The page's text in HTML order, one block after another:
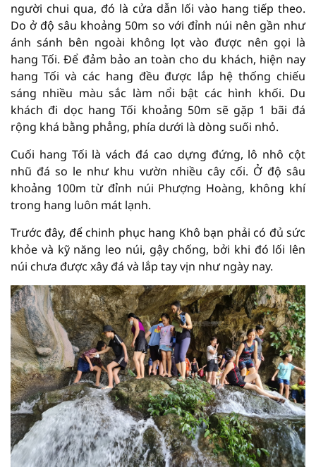
người chui qua, đó là cửa dẫn lối vào hang tiếp theo.
Do ở độ sâu khoảng 50m so với đỉnh núi nên gần như
ánh sánh bên ngoài không lọt vào được nên gọi là
hang Tối. Để đảm bảo an toàn cho du khách, hiện nay
hang Tối và các hang đều được lắp hệ thống chiếu
sáng nhiều màu sắc làm nổi bật các hình khối. Du
khách đi dọc hang Tối khoảng 50m sẽ gặp 1 bãi đá
rộng khá bằng phẳng, phía dưới là dòng suối nhỏ.
Cuối hang Tối là vách đá cao dựng đứng, lô nhô cột
nhũ đá so le như khu vườn nhiều cây cối. Ở độ sâu
khoảng 100m từ đỉnh núi Phượng Hoàng, không khí
trong hang luôn mát lạnh.
Trước đây, để chinh phục hang Khô bạn phải có đủ sức
khỏe và kỹ năng leo núi, gậy chống, bởi khi đó lối lên
núi chưa được xây đá và lắp tay vịn như ngày nay.